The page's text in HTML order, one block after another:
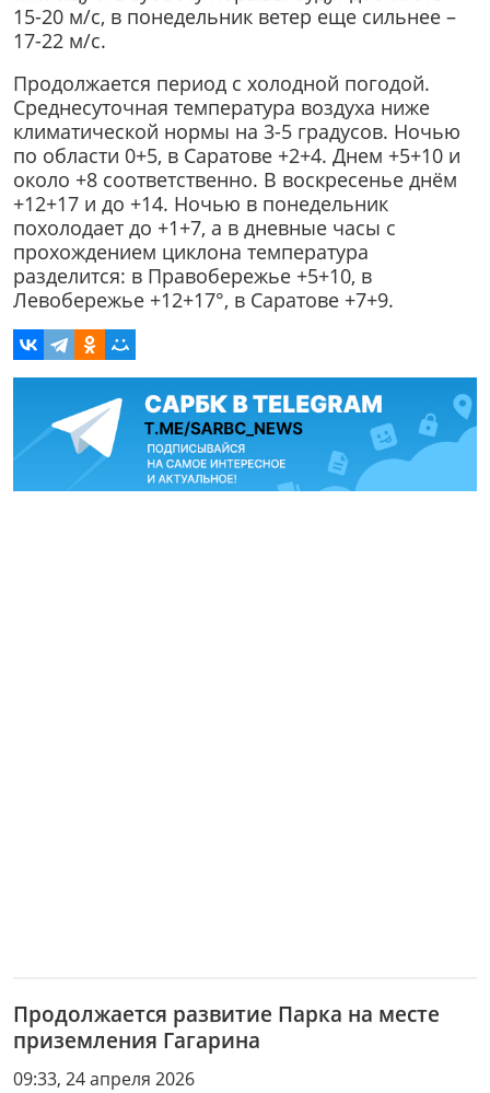
15-20 м/с, в понедельник ветер еще сильнее –
17-22 м/с.
Продолжается период с холодной погодой.
Среднесуточная температура воздуха ниже
климатической нормы на 3-5 градусов. Ночью
по области 0+5, в Саратове +2+4. Днем +5+10 и
около +8 соответственно. В воскресенье днём
+12+17 и до +14. Ночью в понедельник
похолодает до +1+7, а в дневные часы с
прохождением циклона температура
разделится: в Правобережье +5+10, в
Левобережье +12+17°, в Саратове +7+9.
Продолжается развитие Парка на месте
приземления Гагарина
09:33, 24 апреля 2026